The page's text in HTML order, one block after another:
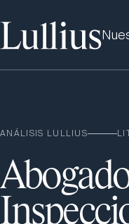
ANÁLISIS LULLIUS